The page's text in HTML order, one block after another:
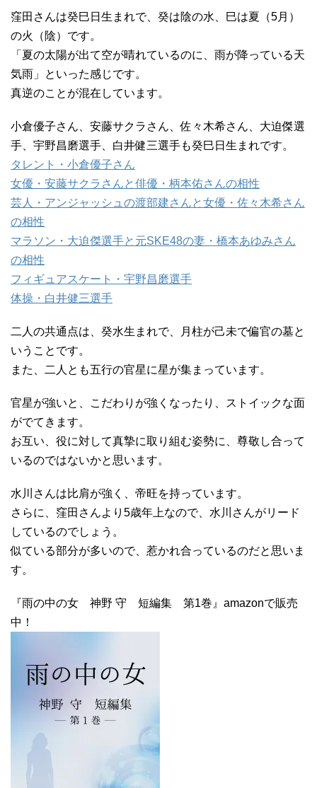
窪田さんは癸巳日生まれで、癸は陰の水、巳は夏（5月）
の火（陰）です。
「夏の太陽が出て空が晴れているのに、雨が降っている天
気雨」といった感じです。
真逆のことが混在しています。
小倉優子さん、安藤サクラさん、佐々木希さん、大迫傑選
手、宇野昌磨選手、白井健三選手も癸巳日生まれです。
タレント・小倉優子さん
女優・安藤サクラさんと俳優・柄本佑さんの相性
芸人・アンジャッシュの渡部建さんと女優・佐々木希さん
の相性
マラソン・大迫傑選手と元SKE48の妻・橋本あゆみさん
の相性
フィギュアスケート・宇野昌磨選手
体操・白井健三選手
二人の共通点は、癸水生まれで、月柱が己未で偏官の墓と
いうことです。
また、二人とも五行の官星に星が集まっています。
官星が強いと、こだわりが強くなったり、ストイックな面
がでてきます。
お互い、役に対して真摯に取り組む姿勢に、尊敬し合って
いるのではないかと思います。
水川さんは比肩が強く、帝旺を持っています。
さらに、窪田さんより5歳年上なので、水川さんがリード
しているのでしょう。
似ている部分が多いので、惹かれ合っているのだと思いま
す。
『雨の中の女 神野 守 短編集 第1巻』amazonで販売
中！